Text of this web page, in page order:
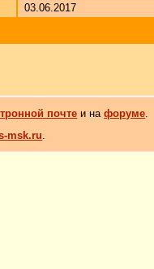
03.06.2017
почте и нафоруме.
msk.ru.